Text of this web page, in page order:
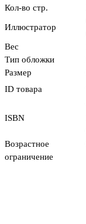
Кол-во стр.
Иллюстратор
Вес
Тип обложки
Размер
ID товара
ISBN
Возрастное
ограничение